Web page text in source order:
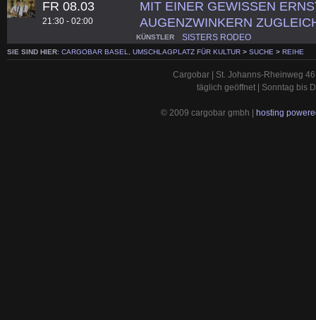
FR 08.03
21:30 - 02:00
MIT EINER GEWISSEN
AUGENZWINKERN
KÜNSTLER SISTERS RODEO
SIE SIND HIER: CARGOBAR BASEL, UMSCHLAGPLATZ FÜR KULTUR > SUCHE > REIHE
Cargobar | St. Johanns-Rheinweg
täglich geöffnet | Sonntag bis
© 2009 cargobar gmbh | hosting